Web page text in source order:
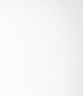
之用戶狀況，依本公司即
形，本公司將視審查結果
若發現惡意使用之情形，
度並採取法律行動。